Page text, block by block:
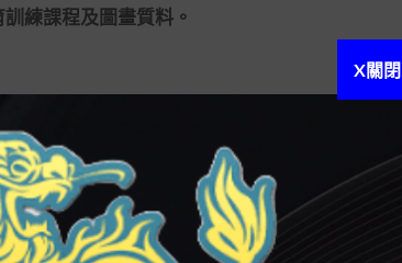
練課程及圖畫質料。
度與效率，致力于讓數據多跑路、黎民
子公司間95519手機麻痺知轉接，5萬綜
戶撥打95519即可享受號碼只撥1次、語
能-人工接續辦事。
X關閉